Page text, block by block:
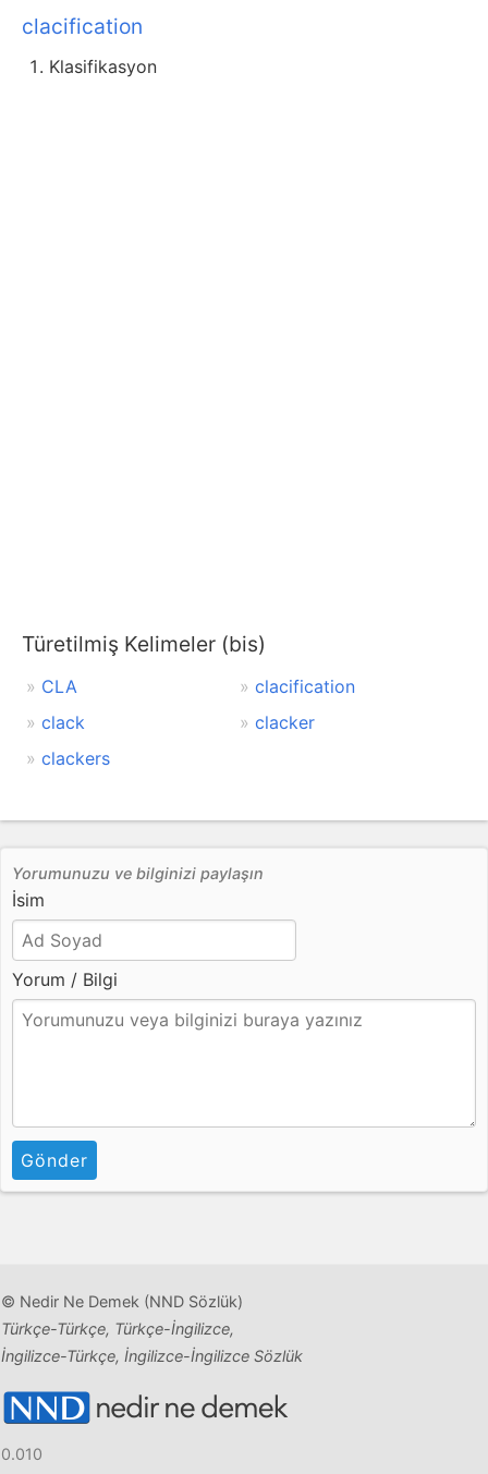
clacification
Klasifikasyon
Türetilmiş Kelimeler (bis)
CLA
clacification
clack
clacker
clackers
Yorumunuzu ve bilginizi paylaşın
İsim
Yorum / Bilgi
Gönder
© Nedir Ne Demek (NND Sözlük)
Türkçe-Türkçe, Türkçe-İngilizce,
İngilizce-Türkçe, İngilizce-İngilizce Sözlük
0.010